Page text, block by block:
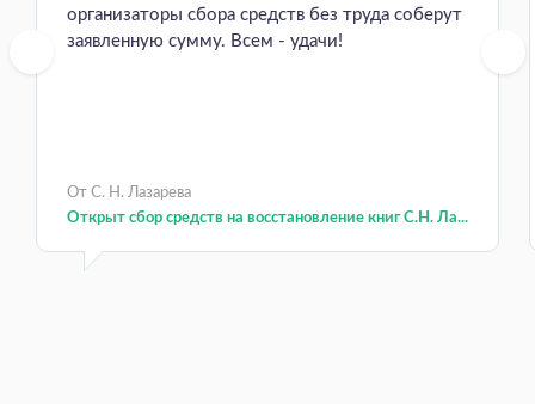
организаторы сбора средств без труда соберут
заявленную сумму. Всем - удачи!
От С. Н. Лазарева
Открыт сбор средств на восстановление книг С.Н. Ла...